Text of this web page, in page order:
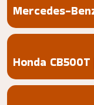
Mercedes-
Honda CB500T